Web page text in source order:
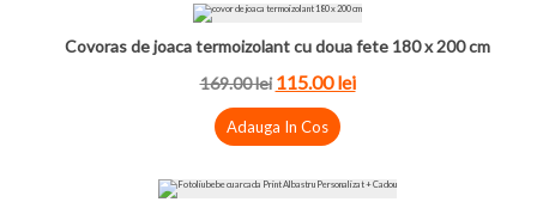
Covoras de joaca termoizolant cu doua fete 180 x 200 cm
169.00 lei 115.00 lei
Adauga In Cos